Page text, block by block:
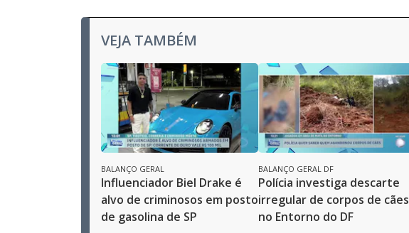
VEJA TAMBÉM
BALANÇO GERAL
Influenciador Biel Drake é
alvo de criminosos em posto
de gasolina de SP
BALANÇO GERAL DF
Polícia investiga descarte
irregular de corpos de cães
no Entorno do DF